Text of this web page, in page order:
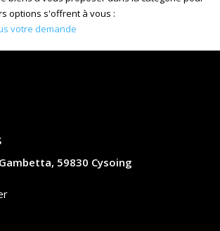
CONTACT
options s'offrent à vous :
votre demande
59830 Cysoing